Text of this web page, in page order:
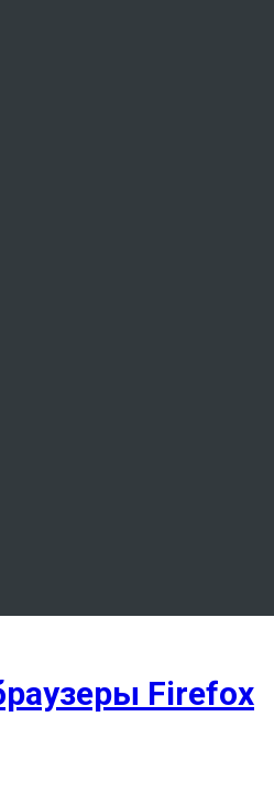
Firefox